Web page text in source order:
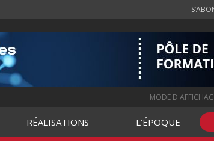
MODE
RÉALISATIONS L’ÉPOQUE